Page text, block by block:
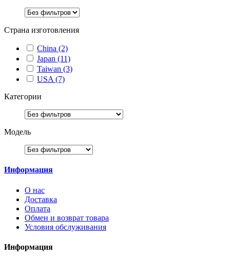
Страна изготовления
China (2)
Japan (11)
Taiwan (3)
USA (7)
Категории
Модель
Информация
О нас
Доставка
Оплата
Обмен и возврат товара
Условия обслуживания
Информация